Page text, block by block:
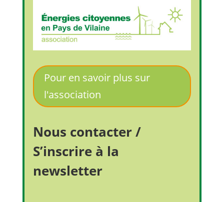
Pour en savoir plus sur
l'association
Nous contacter /
S’inscrire à la
newsletter